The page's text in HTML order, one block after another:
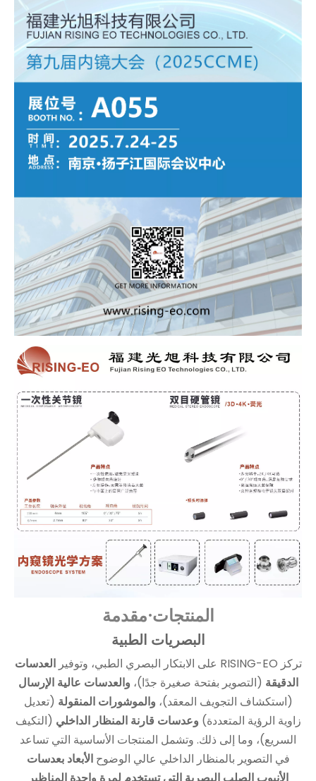
المنتجات·مقدمة
البصريات الطبية
تركز RISING-EO على الابتكار البصري الطبي، وتوفير
العدسات
الدقيقة (التصوير بفتحة صغيرة جدًا)، والعدسات عالية الإرسال
(استكشاف التجويف المعقد)، والموشورات المنقولة (تعديل
زاوية الرؤية المتعددة) وعدسات قارنة المنظار الداخلي (التكيف
السريع)، وما إلى ذلك. وتشمل المنتجات الأساسية التي تساعد
في التصوير بالمنظار الداخلي عالي الوضوحالأبعاد بعدسات